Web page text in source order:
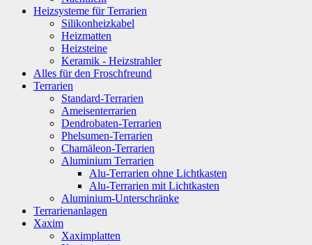
Heizsysteme für Terrarien
Silikonheizkabel
Heizmatten
Heizsteine
Keramik - Heizstrahler
Alles für den Froschfreund
Terrarien
Standard-Terrarien
Ameisenterrarien
Dendrobaten-Terrarien
Phelsumen-Terrarien
Chamäleon-Terrarien
Aluminium Terrarien
Alu-Terrarien ohne Lichtkasten
Alu-Terrarien mit Lichtkasten
Aluminium-Unterschränke
Terrarienanlagen
Xaxim
Xaximplatten